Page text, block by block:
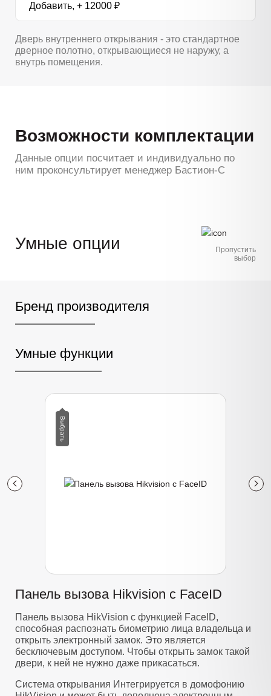
Добавить, + 12000 ₽
Дверь внутреннего открывания - это стандартное
дверное полотно, открывающиеся не наружу, а
внутрь помещения.
Возможности комплектации
Данные опции посчитает и индивидуально по
ним проконсультирует менеджер Бастион-С
Умные опции
Пропустить
выбор
Бренд производителя
Умные функции
Панель вызова Hikvision с FaceID
Панель вызова HikVision с функцией FaceID,
способная распознать биометрию лица владельца и
открыть электронный замок. Это является
бесключевым доступом. Чтобы открыть замок такой
двери, к ней не нужно даже прикасаться.
Система открывания Интегрируется в домофонию